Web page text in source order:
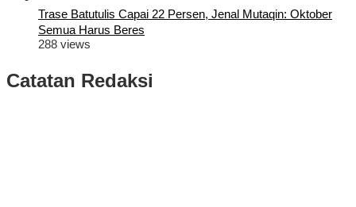
Trase Batutulis Capai 22 Persen, Jenal Mutaqin: Oktober
Semua Harus Beres
288 views
Catatan Redaksi